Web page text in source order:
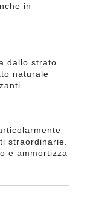
in
dallo strato
naturale
straordinarie.
e ammortizza